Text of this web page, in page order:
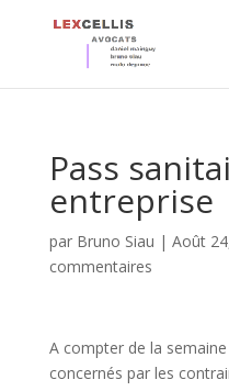
Pass
entreprise
par Bruno Siau | Août
commentaires
A compter de la
concernés par les